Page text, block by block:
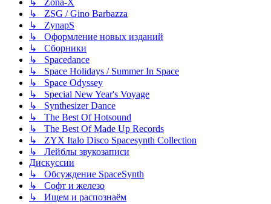
↳ ZSG / Gino Barbazza
↳ ZynapS
↳ Оформление новых изданий
↳ Сборники
↳ Spacedance
↳ Space Holidays / Summer In Space
↳ Space Odyssey
↳ Special New Year's Voyage
↳ Synthesizer Dance
↳ The Best Of Hotsound
↳ The Best Of Made Up Records
↳ ZYX Italo Disco Spacesynth Collection
↳ Лейблы звукозаписи
Дискуссии
↳ Обсуждение SpaceSynth
↳ Софт и железо
↳ Ищем и распознаём